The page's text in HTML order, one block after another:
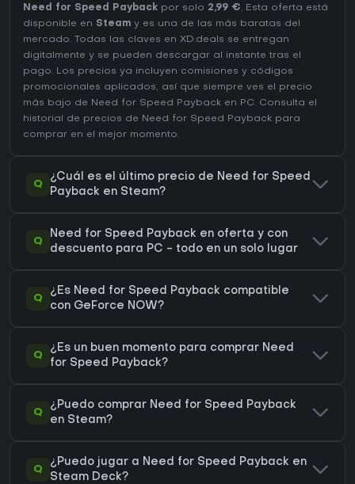
Need for Speed Payback por solo 2,99 €. Esta oferta está
disponible en Steam y es una de las más baratas del
mercado. Todas las claves en XD.deals se entregan
digitalmente y se pueden descargar al instante tras el
pago. Los precios ya incluyen comisiones y códigos
promocionales aplicados, así que siempre ves el precio
más bajo de Need for Speed Payback en PC. Consulta el
historial de precios de Need for Speed Payback para
comprar en el mejor momento.
Q
¿Cuál es el último precio de Need for Speed
Payback en Steam?
Q
Need for Speed Payback en oferta y con
descuento para PC - todo en un solo lugar
Q
¿Es Need for Speed Payback compatible
con GeForce NOW?
Q
¿Es un buen momento para comprar Need
for Speed Payback?
Q
¿Puedo comprar Need for Speed Payback
en Steam?
Q
¿Puedo jugar a Need for Speed Payback en
Steam Deck?